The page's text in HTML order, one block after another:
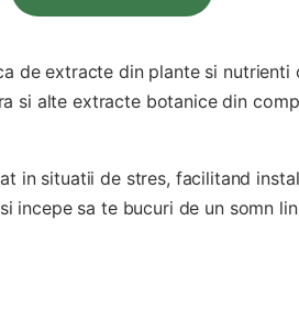
de extracte din plante si nutrienti
si alte extracte botanice din
in situatii de stres, facilitand
incepe sa te bucuri de un somn